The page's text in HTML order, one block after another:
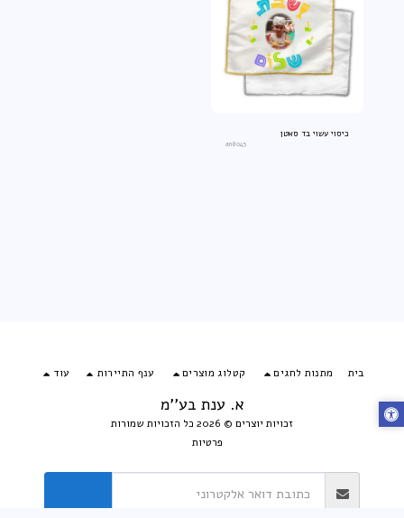
כיסוי עשוי בד סאטן
an8045
א. ענת בע''מ
זכויות יוצרים © 2026 כל הזכויות שמורות
פרטיות
בית מתנות לחגים קטלוג מוצרים ענף התיירות עוד